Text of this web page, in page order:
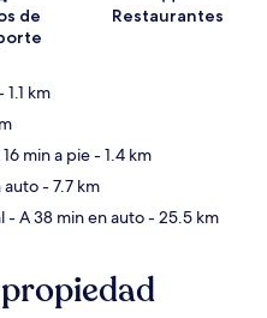
de
Restaurantes
1.1 km
min a pie- 1.4 km
auto- 7.7 km
- A 38 min en auto- 25.5 km